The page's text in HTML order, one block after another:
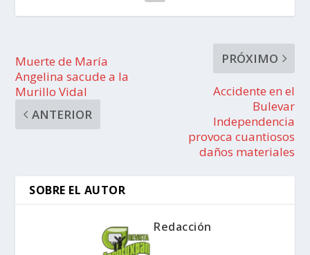
Muerte de María
Angelina sacude a la
Murillo Vidal
ANTERIOR
PRÓXIMO
Accidente en el
Bulevar
Independencia
provoca cuantiosos
daños materiales
SOBRE EL AUTOR
Redacción